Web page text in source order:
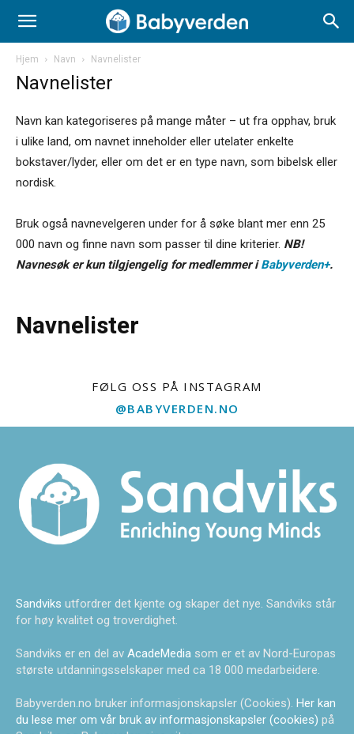
Hjem Navn Navnelister
Navnelister
Navn kan kategoriseres på mange måter – ut fra opphav, bruk
i ulike land, om navnet inneholder eller utelater enkelte
bokstaver/lyder, eller om det er en type navn, som bibelsk eller
nordisk.
Bruk også navnevelgeren under for å søke blant mer enn 25
000 navn og finne navn som passer til dine kriterier. NB!
Navnesøk er kun tilgjengelig for medlemmer iBabyverden+.
Navnelister
FØLG OSS PÅ INSTAGRAM
@BABYVERDEN.NO
Sandviks utfordrer det kjente og skaper det nye. Sandviks står
for høy kvalitet og troverdighet.
Sandviks er en del av AcadeMedia som er et av Nord-Europas
største utdanningsselskaper med ca 18 000 medarbeidere.
Babyverden.no bruker informasjonskapsler (Cookies). Her kan
du lese mer om vår bruk av informasjonskapsler (cookies) på